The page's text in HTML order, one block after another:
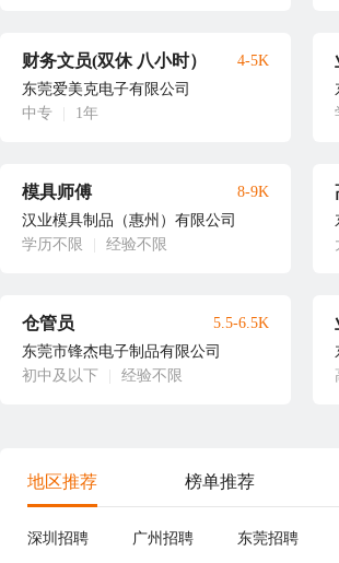
财务文员(双休 八小时）
东莞爱美克电子有限公司
中专
1年
4-5K
模具师傅
汉业模具制品（惠州）有限公司
学历不限
经验不限
8-9K
仓管员
东莞市锋杰电子制品有限公司
初中及以下
经验不限
5.5-6.5K
地区推荐 榜单推荐
深圳招聘 广州招聘 东莞招聘